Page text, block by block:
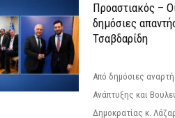
Προαστιακός –
δημόσιες
Τσαβδαρίδη
Από δημόσιες
Ανάπτυξης και
Δημοκρατίας κ.